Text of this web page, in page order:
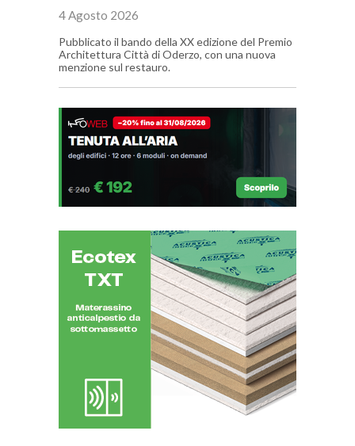
4 Agosto 2026
Pubblicato il bando della XX edizione del Premio
Architettura Città di Oderzo, con una nuova
menzione sul restauro.